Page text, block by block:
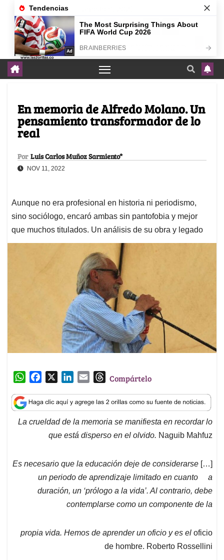
En memoria de Alfredo Molano. Un
pensamiento transformador de lo
real
Por Luis Carlos Muñoz Sarmiento*
NOV 11, 2022
Aunque no era profesional en historia ni periodismo,
sino sociólogo, encaró ambas sin pantofobia y mejor
que muchos titulados. Un análisis de su obra y legado
W
a
t
s
p
c
e
b
k
n
k
e
d
n
a
i
l
T
r
e
a
d
Compártelo
La crueldad de la memoria se manifiesta en recordar lo
que está disperso en el olvido. Naguib Mahfuz
Es necesario que la educación deje de considerarse […]
un periodo de aprendizaje limitado en cuanto a
duración, un ‘prólogo a la vida’. Al contrario, debe
contemplarse como un componente de la
propia vida. Hemos de aprender un oficio y es el oficio
de hombre. Roberto Rossellini